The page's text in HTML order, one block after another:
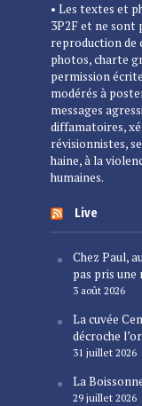
• Les textes et
3P2F et ne sont
reproduction de
photos, charte
permission
modérés à
messages
diffamatoires,
révisionnistes,
haine, à la
humaines.
Live
Chez Paul,
pas pris une
3 août 2026
La cuvée
décroche
31 juillet 2026
La
29 juillet 2026